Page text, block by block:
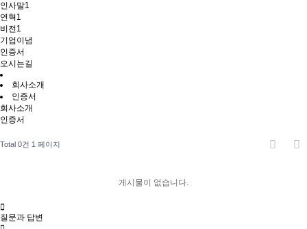
인사말1
연혁1
비전1
기업이념
인증서
오시는길
회사소개
인증서
회사소개
인증서
Total 0건 1 페이지
게시물이 없습니다.
질문과 답변